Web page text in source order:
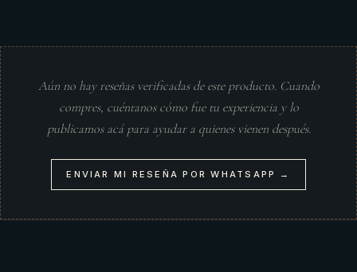
Aún no hay reseñas verificadas de este producto. Cuando
compres, cuéntanos cómo fue tu experiencia y lo
publicamos acá para ayudar a quienes vienen después.
ENVIAR MI RESEÑA POR WHATSAPP →